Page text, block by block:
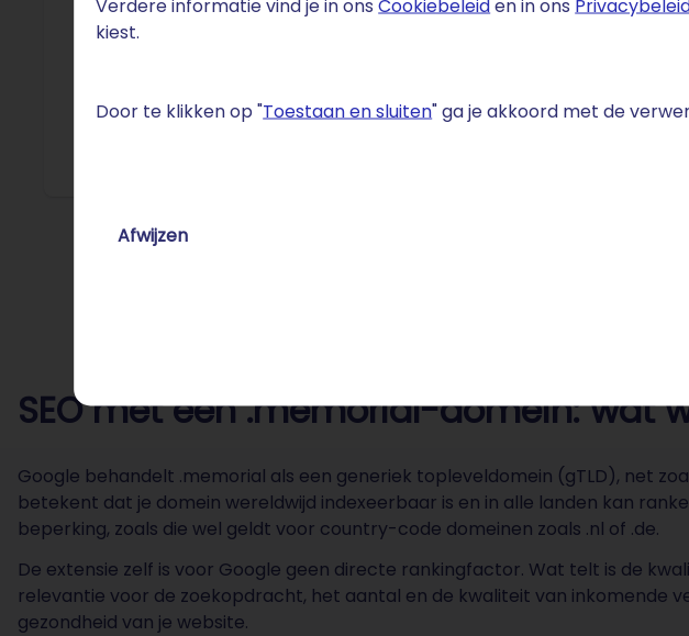
Verdere informatie vind je in onsCookiebeleiden in ons
kiest.
Door te klikken op "Toestaan en sluiten" ga je akkoord met de
Afwijzen
Fun fact
miljoenen Nederlanders en
Holocaust- en
SEO met een .memorial-domein: wat
Google behandelt .memorial als een generiek topleveldomein (gTLD), net
betekent dat je domein wereldwijd indexeerbaar is en in alle landen kan
beperking, zoals die wel geldt voor country-code domeinen zoals .nl of .de.
De extensie zelf is voor Google geen directe rankingfactor. Wat telt is de
relevantie voor de zoekopdracht, het aantal en de kwaliteit van inkomende
gezondheid van je website.